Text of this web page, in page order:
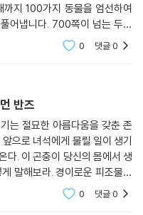
』 수석 기자 출신이다. 지금은
하다. 특히 『100가지 동물로
날카로운 관찰력이 어느 학자
생한 현장감과 재치있는 위트
에서 동물을 한 종 한 종 다룰
최신 과학에 근거한 날카로운
루는 지식과 정보가 방대하
지 100가지 동물을 엄선하여
어냅니다. 700쪽이 넘는 두꺼
있는 필치와 생생한 현장감이
0 댓글0
반즈
는 절묘한 아름다움을 갖춘 존
으로 녀석에게 물릴 일이 생기
다. 이 곤충이 당신의 몸에서 생
말해보라. 경이로운 피조물이
. 너를 만든 힘이 또한 나를 만
0 댓글0